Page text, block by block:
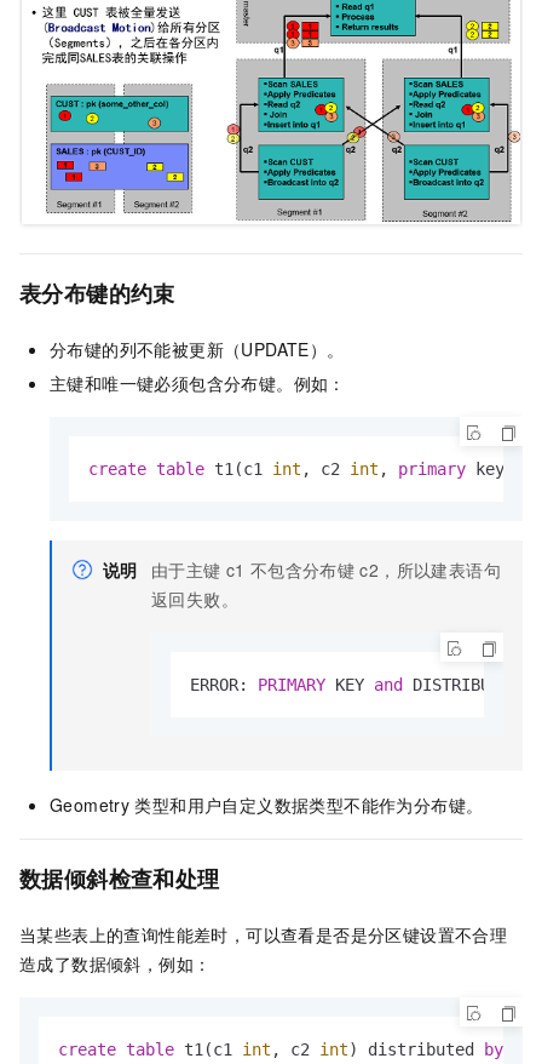
表分布键的约束
分布键的列不能被更新（UPDATE）。
主键和唯一键必须包含分布键。例如：
create table t1(c1 int , c2 int , primary key
说明 由于主键 c1 不包含分布键 c2，所以建表语句
返回失败。
ERROR: PRIMARY KEY and DISTRIBUTED
Geometry 类型和用户自定义数据类型不能作为分布键。
数据倾斜检查和处理
当某些表上的查询性能差时，可以查看是否是分区键设置不合理
造成了数据倾斜，例如：
create table t1(c1 int , c2 int) distributed by